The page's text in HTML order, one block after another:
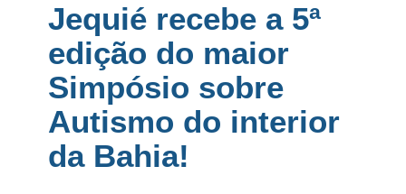
Jequié recebe a 5ª
edição do maior
Simpósio sobre
Autismo do interior
da Bahia!